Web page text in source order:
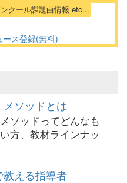
クール課題曲情報 etc...
ース登録(無料)
ソッドとは
ソッドってどんなも
方、教材ラインナッ
える指導者